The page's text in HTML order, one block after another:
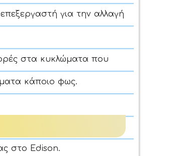
για την αλλαγή
στα κυκλώματα που
κάποιο φως.
στο Edison.